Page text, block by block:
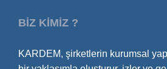
BİZ KİMİZ ?
KARDEM, şirketlerin kurumsal